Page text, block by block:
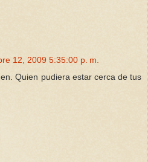
12, 2009 5:35:00 p. m.
Quien pudiera estar cerca de tus